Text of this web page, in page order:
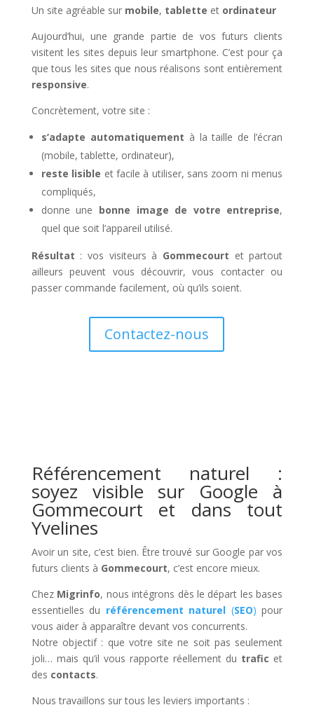
Un site agréable sur mobile, tablette et ordinateur
Aujourd’hui, une grande partie de vos futurs clients
visitent les sites depuis leur smartphone. C’est pour ça
que tous les sites que nous réalisons sont entièrement
responsive.
Concrètement, votre site :
s’adapte automatiquement à la taille de l’écran
(mobile, tablette, ordinateur),
reste lisible et facile à utiliser, sans zoom ni menus
compliqués,
donne une bonne image de votre entreprise,
quel que soit l’appareil utilisé.
Résultat : vos visiteurs à Gommecourt et partout
ailleurs peuvent vous découvrir, vous contacter ou
passer commande facilement, où qu’ils soient.
Contactez-nous
Référencement naturel :
soyez visible sur Google à
Gommecourt et dans tout
Yvelines
Avoir un site, c’est bien. Être trouvé sur Google par vos
futurs clients à Gommecourt, c’est encore mieux.
Chez Migrinfo, nous intégrons dès le départ les bases
essentielles du référencement naturel (SEO) pour
vous aider à apparaître devant vos concurrents.
Notre objectif : que votre site ne soit pas seulement
joli… mais qu’il vous rapporte réellement du trafic et
des contacts.
Nous travaillons sur tous les leviers importants :